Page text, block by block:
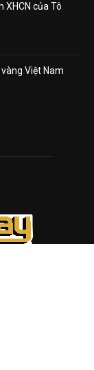
XHCN của Tô
Việt Nam